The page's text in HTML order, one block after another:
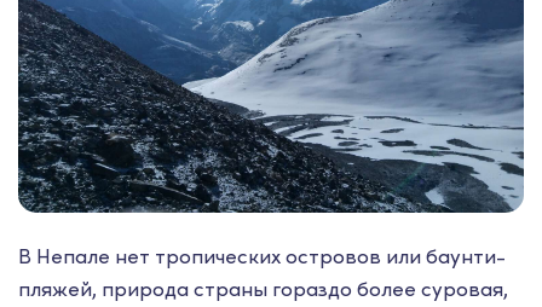
В Непале нет тропических островов или баунти-
пляжей, природа страны гораздо более суровая,